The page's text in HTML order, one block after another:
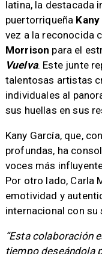
latina, la destacada
puertorriqueña
vez a la reconocida
Morrison para el
Vuelva. Este junte
talentosas artistas
individuales al
sus huellas en sus
Kany García, que,
profundas, ha
voces más
Por otro lado, Carla
emotividad y
internacional con su
“Esta colaboración
tiempo deseándola